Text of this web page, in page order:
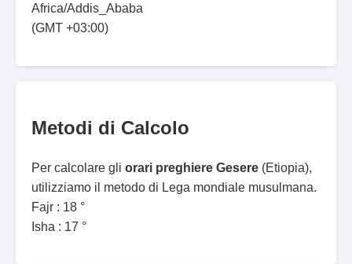
Africa/Addis_Ababa
(GMT +03:00)
Metodi di Calcolo
Per calcolare gli orari preghiere Gesere (Etiopia),
utilizziamo il metodo di Lega mondiale musulmana.
Fajr : 18 °
Isha : 17 °